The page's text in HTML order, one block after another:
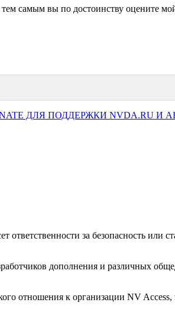
самым вы по достоинству оцените
ДЛЯ ПОДДЕРЖКИ NVDA.RU И
за безопасность или
дополнения и различных
отношения к организации NV Access,